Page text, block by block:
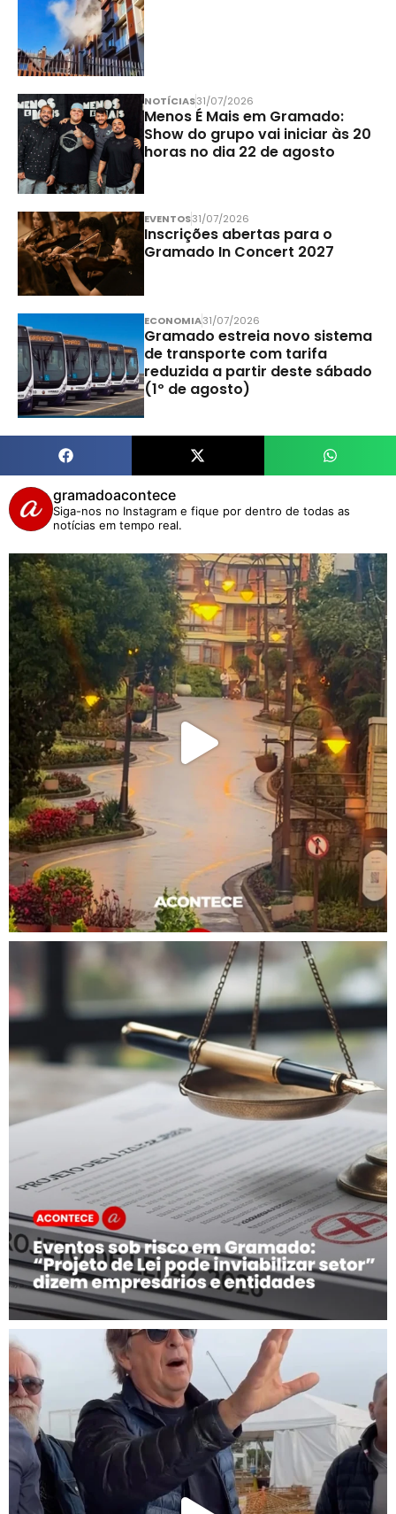
NOTÍCIAS31/07/2026
Menos É Mais em Gramado:
Show do grupo vai iniciar às 20
horas no dia 22 de agosto
EVENTOS31/07/2026
Inscrições abertas para o
Gramado In Concert 2027
ECONOMIA31/07/2026
Gramado estreia novo sistema
de transporte com tarifa
reduzida a partir deste sábado
(1º de agosto)
gramadoacontece
Siga-nos no Instagram e fique por dentro de todas as
notícias em tempo real.